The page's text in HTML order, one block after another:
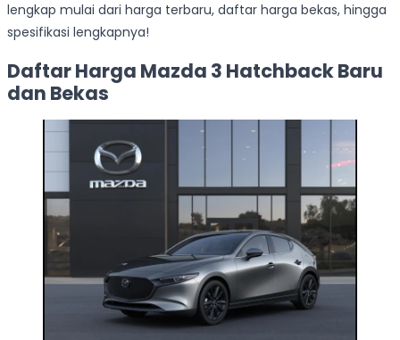
lengkap mulai dari harga terbaru, daftar harga bekas, hingga
spesifikasi lengkapnya!
Daftar Harga Mazda 3 Hatchback Baru
dan Bekas